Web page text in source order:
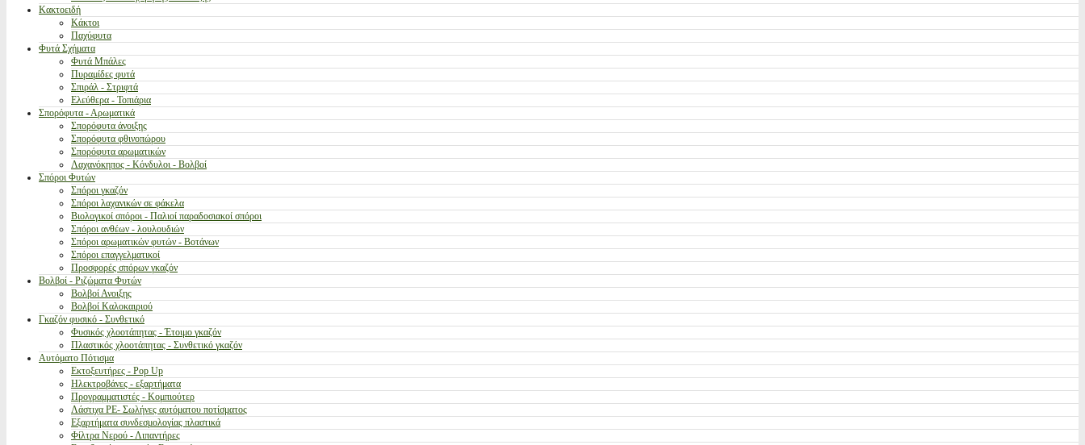
Κακτοειδή
Κάκτοι
Παχύφυτα
Φυτά Σχήματα
Φυτά Μπάλες
Πυραμίδες φυτά
Σπιράλ - Στριφτά
Ελεύθερα - Τοπιάρια
Σπορόφυτα - Αρωματικά
Σπορόφυτα άνοιξης
Σπορόφυτα φθινοπώρου
Σπορόφυτα αρωματικών
Λαχανόκηπος - Κόνδυλοι - Βολβοί
Σπόροι Φυτών
Σπόροι γκαζόν
Σπόροι λαχανικών σε φάκελα
Βιολογικοί σπόροι - Παλιοί παραδοσιακοί σπόροι
Σπόροι ανθέων - λουλουδιών
Σπόροι αρωματικών φυτών - Βοτάνων
Σπόροι επαγγελματικοί
Προσφορές σπόρων γκαζόν
Βολβοί - Ριζώματα Φυτών
Βολβοί Ανοιξης
Βολβοί Καλοκαιριού
Γκαζόν φυσικό - Συνθετικό
Φυσικός χλοοτάπητας - Έτοιμο γκαζόν
Πλαστικός χλοοτάπητας - Συνθετικό γκαζόν
Αυτόματο Πότισμα
Εκτοξευτήρες - Pop Up
Ηλεκτροβάνες - εξαρτήματα
Προγραμματιστές - Κομπιούτερ
Λάστιχα PE- Σωλήνες αυτόματου ποτίσματος
Εξαρτήματα συνδεσμολογίας πλαστικά
Φίλτρα Νερού - Λιπαντήρες